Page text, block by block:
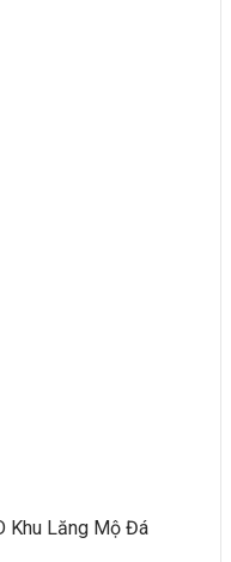
Khu Lăng Mộ Đá